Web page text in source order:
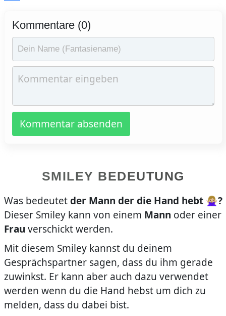
Kommentare (0)
Kommentar absenden
SMILEY BEDEUTUNG
Was bedeutetder Mann der die Hand hebt 🙅🏼‍♀️?
Dieser Smiley kann von einem Mann oder einer
Frau verschickt werden.
Mit diesem Smiley kannst du deinem
Gesprächspartner sagen, dass du ihm gerade
zuwinkst. Er kann aber auch dazu verwendet
werden wenn du die Hand hebst um dich zu
melden, dass du dabei bist.